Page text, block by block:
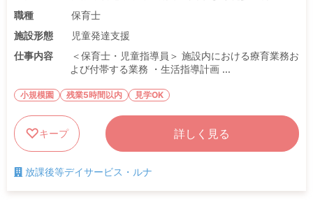
職種
保育士
施設形態
児童発達支援
仕事内容
＜保育士・児童指導員＞ 施設内における療育業務お
よび付帯する業務 ・生活指導計画 ...
小規模園 残業5時間以内 見学OK
キープ 詳しく見る
放課後等デイサービス・ルナ